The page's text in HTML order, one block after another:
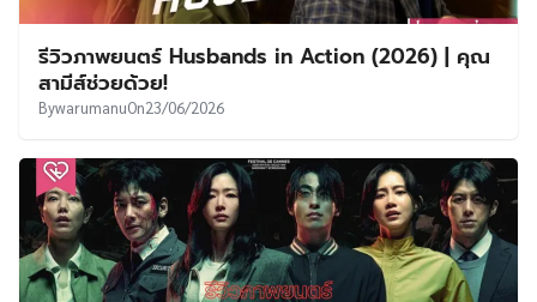
รีวิวภาพยนตร์ Husbands in Action (2026) | คุณ
สามีส์ช่วยด้วย!
BywarumanuOn23/06/2026